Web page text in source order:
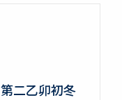
二乙卯初冬